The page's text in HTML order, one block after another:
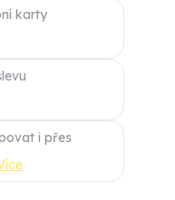
karty
i přes